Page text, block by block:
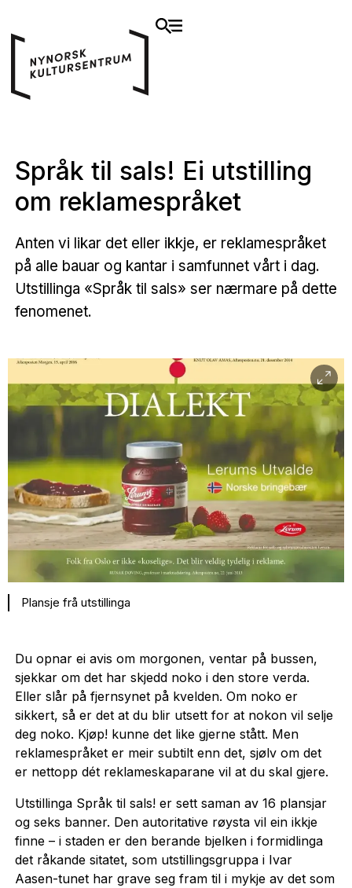
Språk til sals! Ei utstilling
om reklamespråket
Anten vi likar det eller ikkje, er reklamespråket
på alle bauar og kantar i samfunnet vårt i dag.
Utstillinga «Språk til sals» ser nærmare på dette
fenomenet.
Plansje frå utstillinga
Du opnar ei avis om morgonen, ventar på bussen,
sjekkar om det har skjedd noko i den store verda.
Eller slår på fjernsynet på kvelden. Om noko er
sikkert, så er det at du blir utsett for at nokon vil selje
deg noko. Kjøp! kunne det like gjerne stått. Men
reklamespråket er meir subtilt enn det, sjølv om det
er nettopp dét reklameskaparane vil at du skal gjere.
Utstillinga Språk til sals! er sett saman av 16 plansjar
og seks banner. Den autoritative røysta vil ein ikkje
finne – i staden er den berande bjelken i formidlinga
det råkande sitatet, som utstillingsgruppa i Ivar
Aasen-tunet har grave seg fram til i mykje av det som